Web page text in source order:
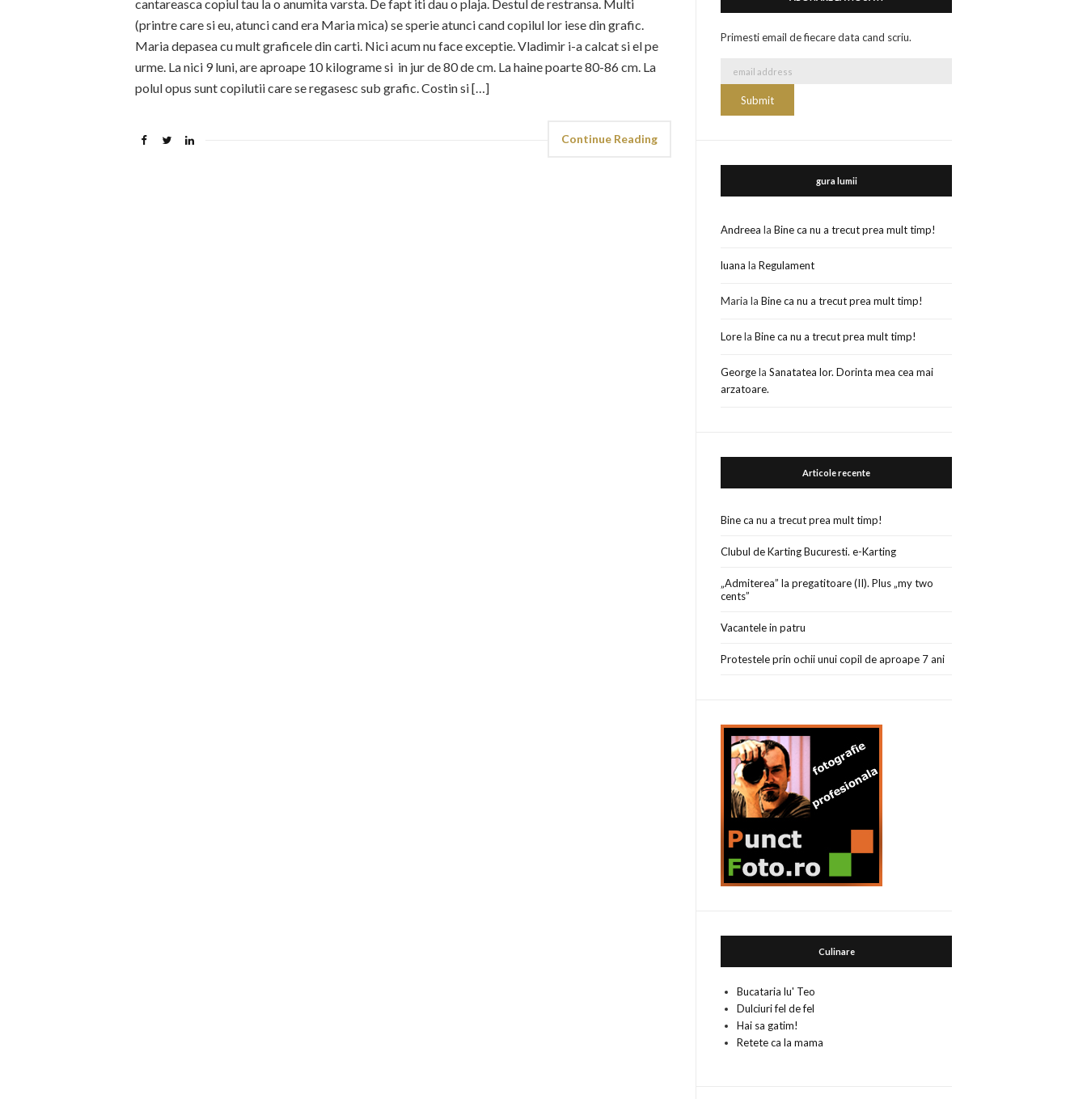
cantareasca copiul tau la o anumita varsta. De fapt iti dau o plaja. Destul de restransa. Multi
(printre care si eu, atunci cand era Maria mica) se sperie atunci cand copilul lor iese din grafic.
Maria depasea cu mult graficele din carti. Nici acum nu face exceptie. Vladimir i-a calcat si el pe
urme. La nici 9 luni, are aproape 10 kilograme si in jur de 80 de cm. La haine poarte 80-86 cm. La
polul opus sunt copilutii care se regasesc sub grafic. Costin si […]
Continue Reading
Primesti email de fiecare data cand scriu.
gura lumii
Andreea laBine ca nu a trecut prea mult timp!
luana laRegulament
Maria laBine ca nu a trecut prea mult timp!
LorelaBine ca nu a trecut prea mult timp!
GeorgelaSanatatea lor. Dorinta mea cea mai
arzatoare.
Articole recente
Bine ca nu a trecut prea mult timp!
Clubul de Karting Bucuresti. e-Karting
„Admiterea” la pregatitoare (II). Plus „my two
cents”
Vacantele in patru
Protestele prin ochii unui copil de aproape 7 ani
Culinare
Bucataria lu' Teo
Dulciuri fel de fel
Hai sa gatim!
Retete ca la mama